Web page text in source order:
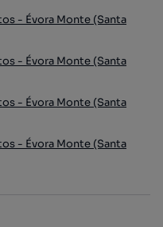
- Évora Monte (Santa
- Évora Monte (Santa
- Évora Monte (Santa
- Évora Monte (Santa